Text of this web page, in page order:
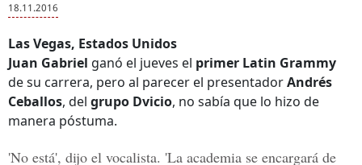
18.11.2016
Las Vegas, Estados Unidos
Juan Gabriel ganó el jueves el primer Latin Grammy
de su carrera, pero al parecer el presentadorAndrés
Ceballos, del grupo Dvicio, no sabía que lo hizo de
manera póstuma.
'No está', dijo el vocalista. 'La academia se encargará de